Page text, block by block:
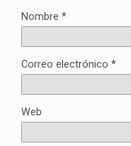
Nombre *
Correo electrónico *
Web